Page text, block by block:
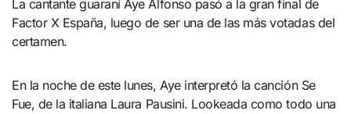
La cantante guaraní Aye Alfonso pasó a la gran final de
Factor X España, luego de ser una de las más votadas del
certamen.
En la noche de este lunes, Aye interpretó la canción Se
Fue, de la italiana Laura Pausini. Lookeada como todo una